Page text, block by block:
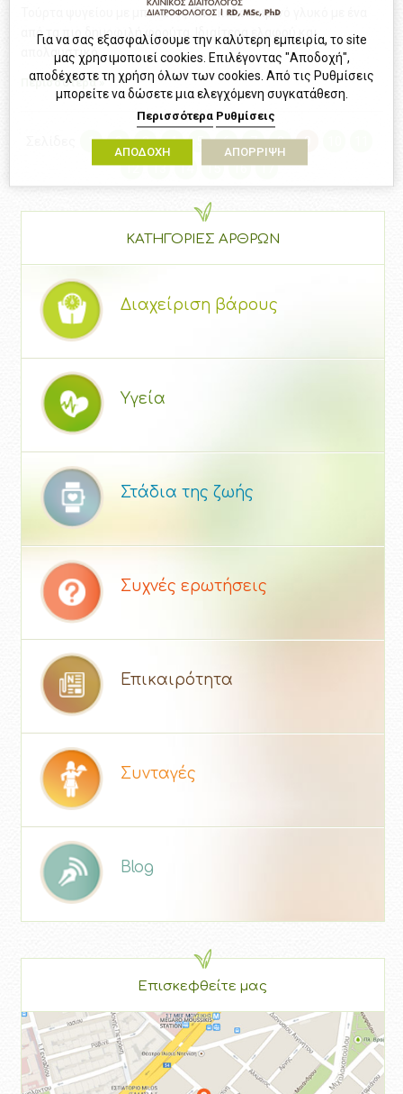
Τούρτα ψυγείου με μπανάνες. Ένα καλοκαιρινό γλυκό με ένα
από τα πιο δημοφιλή φρούτα. Ιδιαίτερα ελαφρύ και
απολαυστικό.
Περισσότερα »
1 2 3 4 5 6 7 8 9
12
13 14 15 16 17
ΚΑΤΗΓΟΡΙΕΣ ΑΡΘΡΩΝ
Διαχείριση βάρους
Υγεία
Στάδια της ζωής
Συχνές ερωτήσεις
Επικαιρότητα
Συνταγές
Blog
Επισκεφθείτε μας
Για να σας εξασφαλίσουμε την καλύτερη εμπειρία, το site
μας χρησιμοποιεί cookies. Επιλέγοντας "Αποδοχή",
αποδέχεστε τη χρήση όλων των cookies. Από τις Ρυθμίσεις
μπορείτε να δώσετε μια ελεγχόμενη συγκατάθεση.
Περισσότερα Ρυθμίσεις
ΑΠΟΔΟΧΗ ΑΠΟΡΡΙΨΗ